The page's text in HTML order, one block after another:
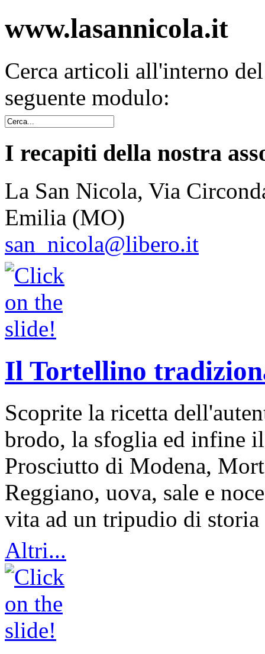
www.lasannicola.it
Cerca articoli all'interno
seguente modulo:
I recapiti della nostra
La San Nicola, Via
Emilia (MO)
san_nicola@libero.it
Il Tortellino
Scoprite la ricetta
brodo, la sfoglia ed infine
Prosciutto di Modena,
Reggiano, uova, sale e
vita ad un tripudio di storia
Altri...